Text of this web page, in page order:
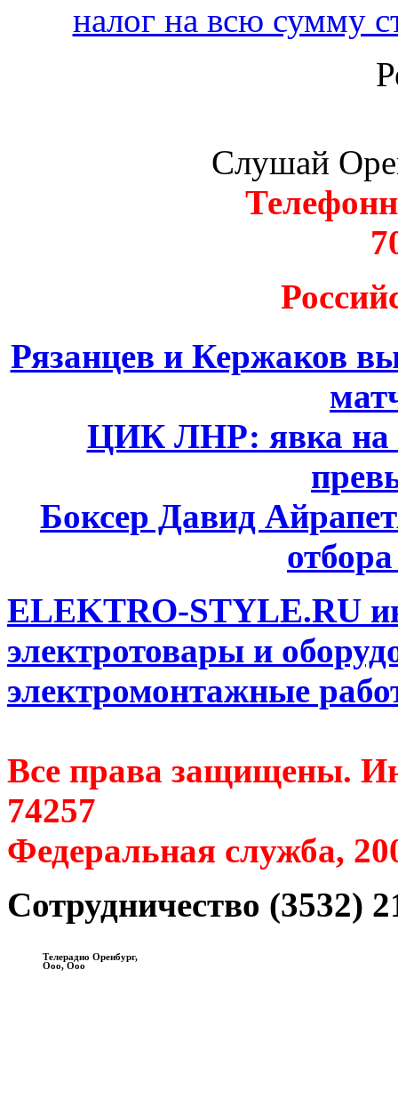
налог на всю сумму
Слушай
Рязанцев и Кержаков
ЦИК ЛНР: явка на
Боксер Давид
ELEKTRO-STYLE.RU
электротовары и
электромонтажные
Все права защищены.
74257
Федеральная служба,
Сотрудничество (3532)
Телерадио Оренбург,
Ооо, Ооо